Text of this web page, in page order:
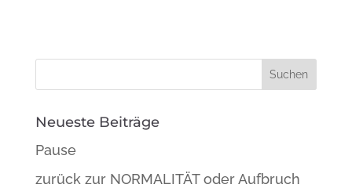
Neueste Beiträge
Pause
zurück zur NORMALITÄT oder Aufbruch